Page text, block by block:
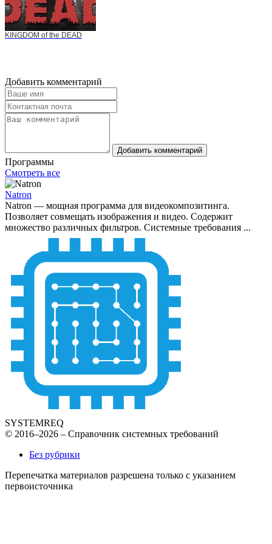
KINGDOM of the DEAD
Добавить комментарий
Добавить комментарий
Программы
Смотреть все
Natron
Natron — мощная программа для видеокомпозитинга.
Позволяет совмещать изображения и видео. Содержит
множество различных фильтров. Системные требования ...
SYSTEMREQ
© 2016–2026 – Справочник системных требований
Без рубрики
Перепечатка материалов разрешена только с указанием
первоисточника